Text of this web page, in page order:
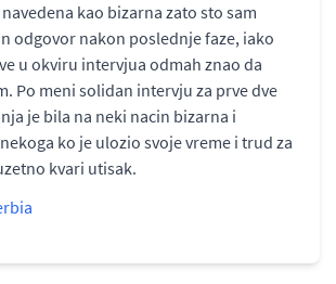
kao bizarna zato sto sam
odgovor nakon poslednje faze, iako
u okviru intervjua odmah znao da
Po meni solidan intervju za prve dve
je bila na neki nacin bizarna i
ko je ulozio svoje vreme i trud za
kvari utisak.